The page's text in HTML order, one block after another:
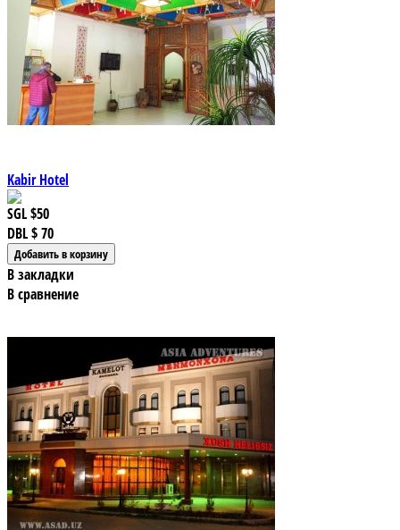
Kabir Hotel
SGL$50
DBL$ 70
В закладки
В сравнение